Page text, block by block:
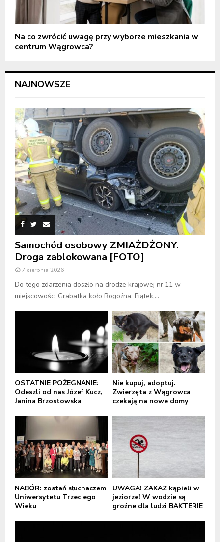
Na co zwrócić uwagę przy wyborze mieszkania w
centrum Wągrowca?
NAJNOWSZE
Samochód osobowy ZMIAŻDŻONY.
Droga zablokowana [FOTO]
7 sierpnia 2026
Do tego zdarzenia doszło na drodze krajowej nr 11 w
miejscowości Grabatka koło Rogoźna. Piątek,...
OSTATNIE POŻEGNANIE:
Odeszli od nas Józef Kucz,
Janina Brzostowska
Nie kupuj, adoptuj.
Zwierzęta z Wągrowca
czekają na nowe domy
NABÓR: zostań słuchaczem
Uniwersytetu Trzeciego
Wieku
UWAGA! ZAKAZ kąpieli w
jeziorze! W wodzie są
groźne dla ludzi BAKTERIE